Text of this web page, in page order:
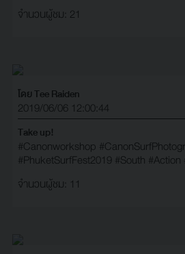
จำนวนผู้ชม: 21
โดย Tee Raiden
2019/06/06 12:00:44
Take up!
#Canonworkshop
#PhuketSurfFest2019 #South #Action
จำนวนผู้ชม: 11